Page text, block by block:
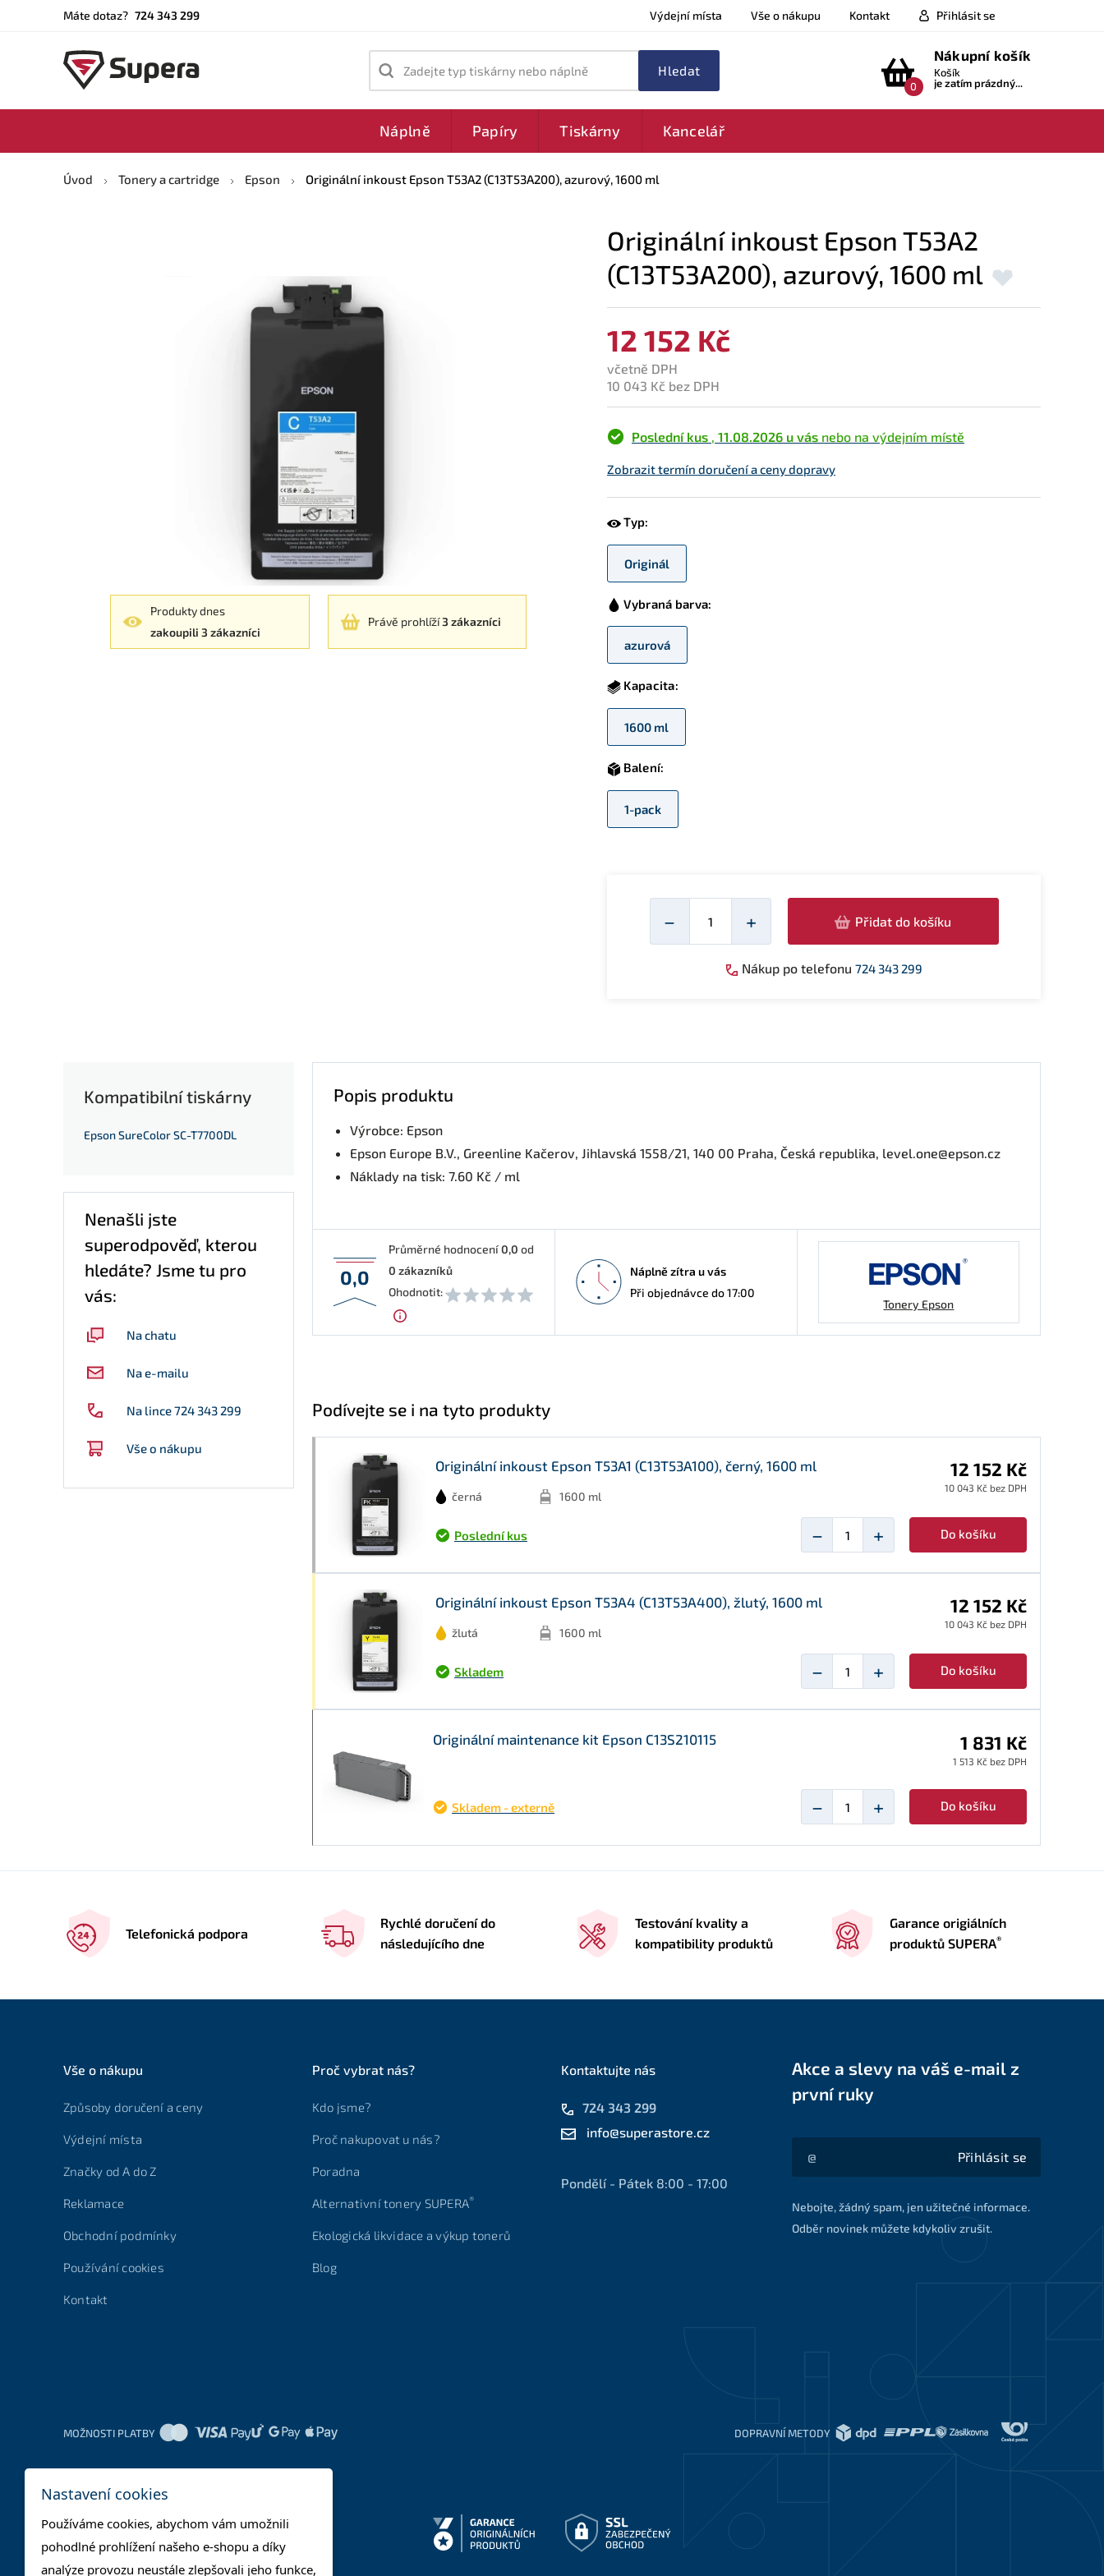
Máte dotaz? 724 343 299 Výdejní místa Vše o nákupu Kontakt Přihlásit se
Zadejte typ tiskárny nebo náplně
0
Nákupní košík
Košík
je zatím prázdný...
Náplně Papíry Tiskárny Kancelář
Úvod Tonery a cartridge Epson Originální inkoust Epson T53A2 (C13T53A200), azurový, 1600 ml
Produkty dnes
zakoupili 3 zákazníci
Právě prohlíží3 zákazníci
Originální inkoust Epson T53A2
(C13T53A200), azurový, 1600 ml
12 152 Kč
včetně DPH
10 043 Kč bez DPH
Poslední kus 11.08.2026 u vás nebo na výdejním místě
Zobrazit termín doručení a ceny dopravy
Typ:
Originál
Vybraná barva:
azurová
Kapacita:
1600 ml
Balení:
1-pack
−
Množství
+ Přidat do košíku
Nákup po telefonu 724 343 299
Kompatibilní tiskárny
Epson SureColor SC-T7700DL
Nenašli jste
superodpověď, kterou
hledáte? Jsme tu pro
vás:
Na chatu
Na e-mailu
Na lince 724 343 299
Vše o nákupu
Popis produktu
Výrobce: Epson
Epson Europe B.V., Greenline Kačerov, Jihlavská 1558/21, 140 00 Praha, Česká republika, level.one@epson.cz
Náklady na tisk: 7.60 Kč / ml
0,0
Průměrné hodnocení0,0 od
0 zákazníků
Ohodnotit:
Náplně zítra u vás
Při objednávce do 17:00
Tonery Epson
Podívejte se i na tyto produkty
Originální inkoust Epson T53A1 (C13T53A100), černý, 1600 ml
černá 1600 ml
12 152 Kč
10 043 Kč bez DPH
Poslední kus − + Do košíku
Originální inkoust Epson T53A4 (C13T53A400), žlutý, 1600 ml
žlutá 1600 ml
12 152 Kč
10 043 Kč bez DPH
Skladem − + Do košíku
Originální maintenance kit Epson C13S210115 1 831 Kč
1 513 Kč bez DPH
Skladem - externě − + Do košíku
Telefonická podpora
Rychlé doručení do
následujícího dne
Testování kvality a
kompatibility produktů
Garance origiálních
produktů SUPERA®
Vše o nákupu
Způsoby doručení a ceny
Výdejní místa
Značky od A do Z
Reklamace
Obchodní podmínky
Používání cookies
Kontakt
Proč vybrat nás?
Kdo jsme?
Proč nakupovat u nás?
Poradna
Alternativní tonery SUPERA®
Ekologická likvidace a výkup tonerů
Blog
Kontaktujte nás
724 343 299
info@superastore.cz
Pondělí - Pátek 8:00 - 17:00
Akce a slevy na váš e-mail z
první ruky
Akce a slevy na váš e-mail z první ruky
Přihlásit se
Nebojte, žádný spam, jen užitečné informace.
Odběr novinek můžete kdykoliv zrušit.
MOŽNOSTI PLATBY DOPRAVNÍ METODY
Nastavení cookies
Používáme cookies, abychom vám umožnili
pohodlné prohlížení našeho e-shopu a díky
analýze provozu neustále zlepšovali jeho funkce,